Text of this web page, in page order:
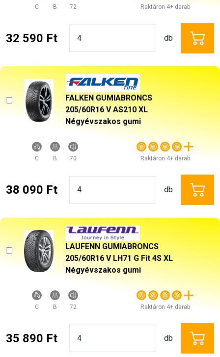
C B 72 Raktáron 4+ darab
32 590 Ft db
FALKEN GUMIABRONCS
205/60R16 V AS210 XL
Négyévszakos gumi
C B 70 Raktáron 4+ darab
38 090 Ft db
LAUFENN GUMIABRONCS
205/60R16 V LH71 G Fit 4S XL
Négyévszakos gumi
C B 72 Raktáron 4+ darab
35 890 Ft db